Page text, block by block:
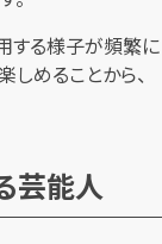
する様子が頻繁に
しめることから、
芸能人